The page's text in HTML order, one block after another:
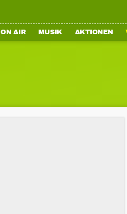
ON AIR MUSIK AKTIONEN